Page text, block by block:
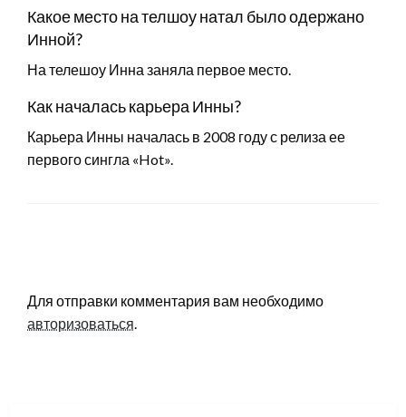
Какое место на телшоу натал было одержано
Инной?
На телешоу Инна заняла первое место.
Как началась карьера Инны?
Карьера Инны началась в 2008 году с релиза ее
первого сингла «Hot».
Для отправки комментария вам необходимо
авторизоваться.